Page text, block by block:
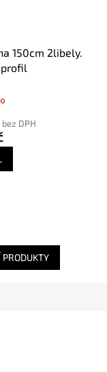
150cm 2libely.
DPH